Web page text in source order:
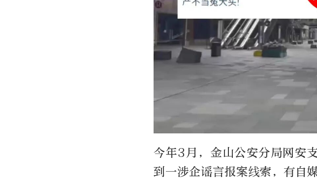
今年3月，金山公安分局网
到一涉企谣言报案线索，有自